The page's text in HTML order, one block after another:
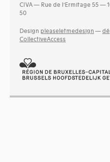
CIVA — Rue de l’Ermitage 55 —
50
Design pleaseletmedesign —
CollectiveAccess